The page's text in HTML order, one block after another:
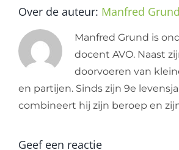
Over de auteur: Manfred Grund
Manfred Grund is
docent AVO. Naast
doorvoeren van
en partijen. Sinds zijn 9e
combineert hij zijn beroep en
Geef een reactie